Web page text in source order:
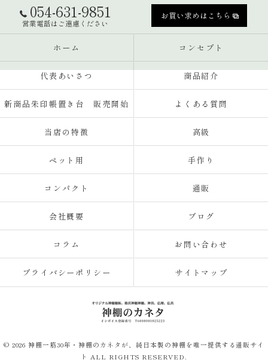
054-631-9851
営業電話はご遠慮ください
お買い求めはこちら
ホーム コンセプト
代表あいさつ 商品紹介
新商品朱印帳置き台 販売開始 よくある質問
当店の特徴 高級
ペット用 手作り
コンパクト 通販
会社概要 ブログ
コラム お問い合わせ
プライバシーポリシー サイトマップ
© 2026 神棚一筋30年・神棚のカネタが、純日本製の神棚を唯一提供する通販サイ
ト ALL RIGHTS RESERVED.